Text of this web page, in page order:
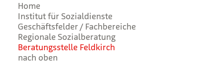
Home
Institut für Sozialdienste
Geschäftsfelder / Fachbereiche
Regionale Sozialberatung
Bera­tungs­stelle Feld­kirch
nach oben